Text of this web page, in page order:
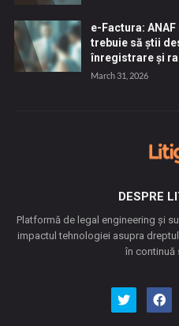
e-Factura:
trebuie să știi
înregistrare și
March 31, 2026
DESPRE
Platformă de legal engineering și
impactul tehnologiei asupra
în continuă